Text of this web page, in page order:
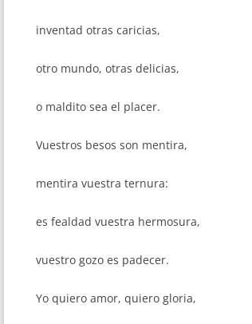
inventad otras caricias,
otro mundo, otras delicias,
o maldito sea el placer.
Vuestros besos son mentira,
mentira vuestra ternura:
es fealdad vuestra hermosura,
vuestro gozo es padecer.
Yo quiero amor, quiero gloria,